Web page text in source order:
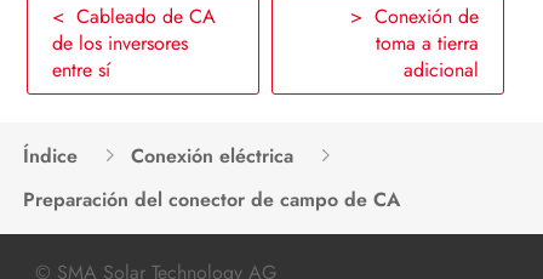
< Cableado de CA
de los inversores
entre sí
> Conexión de
toma a tierra
adicional
Índice
Conexión eléctrica
Preparación del conector de campo de CA
© SMA Solar Technology AG